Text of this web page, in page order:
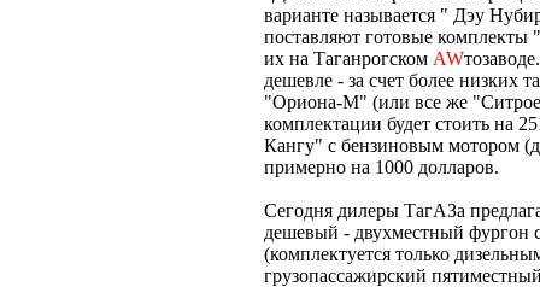
варианте называется " Дэу
поставляют готовые
их на Таганрогском AW
дешевле - за счет более
"Ориона-М" (или все же
комплектации будет стоить на
Кангу" с бензиновым мотором
примерно на 1000 долларов.
Сегодня дилеры ТагАЗа
дешевый - двухместный фургон
(комплектуется только
грузопассажирский